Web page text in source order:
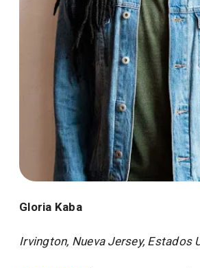
Gloria Kaba
Irvington, Nueva Jersey, Estados